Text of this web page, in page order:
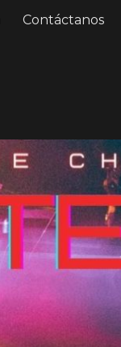
Contáctanos